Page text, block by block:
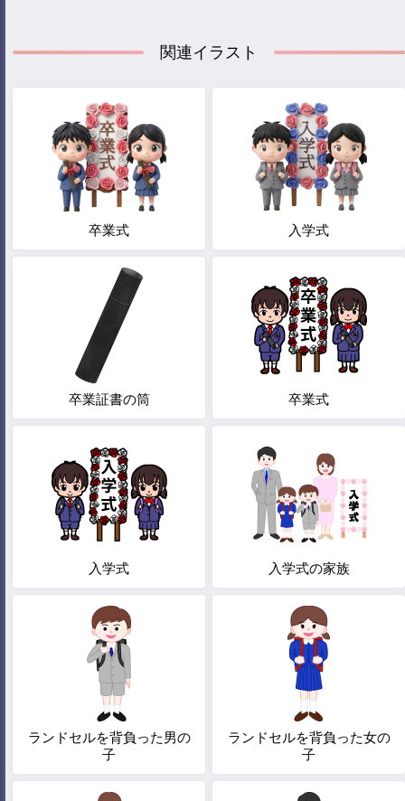
関連イラスト
卒業式 入学式
卒業証書の筒 卒業式
入学式 入学式の家族
ランドセルを背負った男の
子
ランドセルを背負った女の
子